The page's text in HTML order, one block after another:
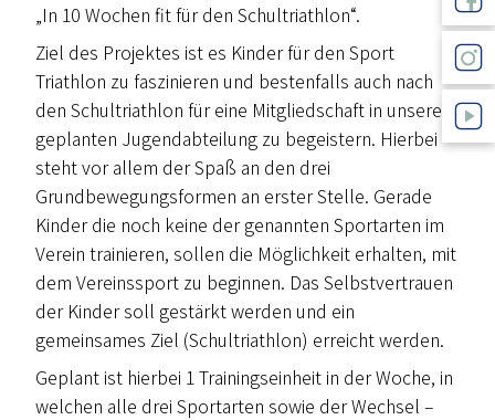
„In 10 Wochen fit für den Schultriathlon“.
Ziel des Projektes ist es Kinder für den Sport
Triathlon zu faszinieren und bestenfalls auch nach
den Schultriathlon für eine Mitgliedschaft in unserer
geplanten Jugendabteilung zu begeistern. Hierbei
steht vor allem der Spaß an den drei
Grundbewegungsformen an erster Stelle. Gerade
Kinder die noch keine der genannten Sportarten im
Verein trainieren, sollen die Möglichkeit erhalten, mit
dem Vereinssport zu beginnen. Das Selbstvertrauen
der Kinder soll gestärkt werden und ein
gemeinsames Ziel (Schultriathlon) erreicht werden.
Geplant ist hierbei 1 Trainingseinheit in der Woche, in
welchen alle drei Sportarten sowie der Wechsel –